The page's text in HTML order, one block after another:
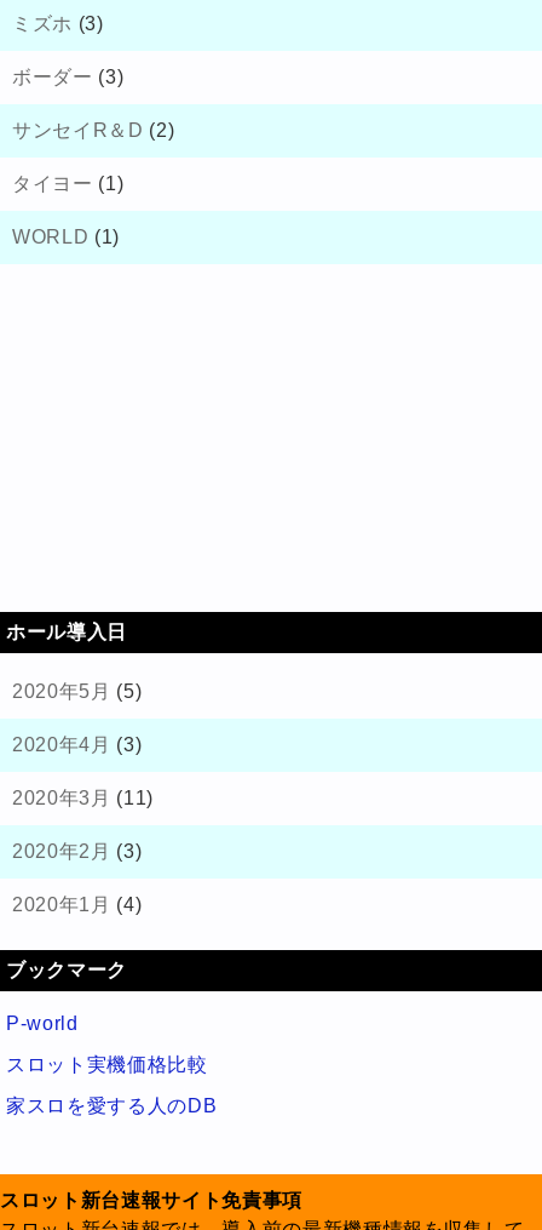
ミズホ (3)
ボーダー (3)
サンセイR＆D (2)
タイヨー (1)
WORLD (1)
ホール導入日
2020年5月 (5)
2020年4月 (3)
2020年3月 (11)
2020年2月 (3)
2020年1月 (4)
ブックマーク
P-world
スロット実機価格比較
家スロを愛する人のDB
スロット新台速報サイト免責事項